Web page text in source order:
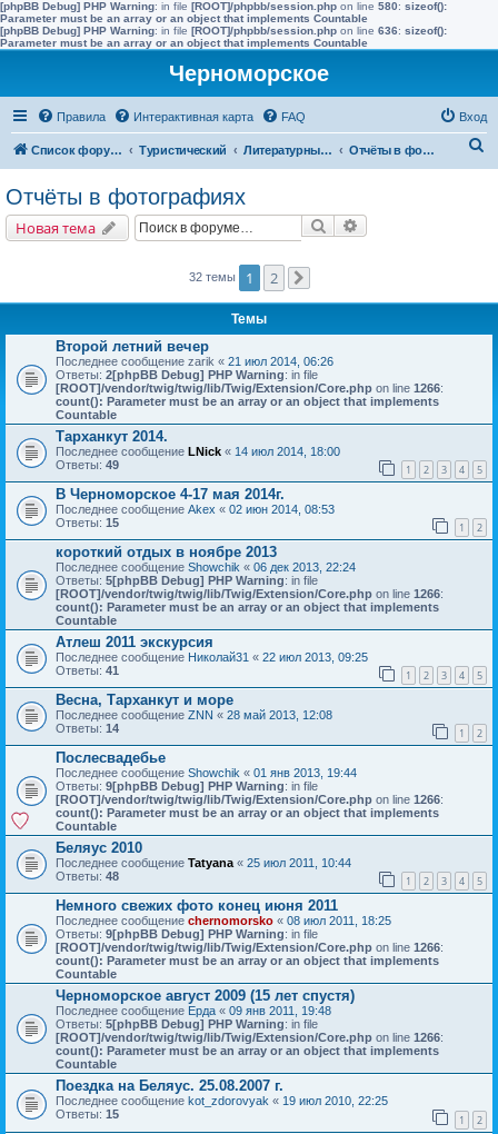
[phpBB Debug] PHP Warning: in file [ROOT]/phpbb/session.php on line 580: sizeof():
Parameter must be an array or an object that implements Countable
[phpBB Debug] PHP Warning: in file [ROOT]/phpbb/session.php on line 636: sizeof():
Parameter must be an array or an object that implements Countable
Черноморское
Правила Интерактивная карта FAQ Вход
Список форумов Туристический Литературные отчёты Отчёты в фотографиях
Отчёты в фотографиях
Новая тема Поиск
32 темы 1 2
Темы
Второй летний вечер
Последнее сообщение zarik « 21 июл 2014, 06:26
Ответы: 2[phpBB Debug] PHP Warning: in file
[ROOT]/vendor/twig/twig/lib/Twig/Extension/Core.php on line 1266:
count(): Parameter must be an array or an object that implements
Countable
Тарханкут 2014.
Последнее сообщение LNick « 14 июл 2014, 18:00
Ответы: 49 1 2 3 4 5
В Черноморское 4-17 мая 2014г.
Последнее сообщение Akex « 02 июн 2014, 08:53
Ответы: 15 1 2
короткий отдых в ноябре 2013
Последнее сообщение Showchik « 06 дек 2013, 22:24
Ответы: 5[phpBB Debug] PHP Warning: in file
[ROOT]/vendor/twig/twig/lib/Twig/Extension/Core.php on line 1266:
count(): Parameter must be an array or an object that implements
Countable
Атлеш 2011 экскурсия
Последнее сообщение Николай31 « 22 июл 2013, 09:25
Ответы: 41 1 2 3 4 5
Весна, Тарханкут и море
Последнее сообщение ZNN « 28 май 2013, 12:08
Ответы: 14 1 2
Послесвадебье
Последнее сообщение Showchik « 01 янв 2013, 19:44
Ответы: 9[phpBB Debug] PHP Warning: in file
[ROOT]/vendor/twig/twig/lib/Twig/Extension/Core.php on line 1266:
count(): Parameter must be an array or an object that implements
Countable
Беляус 2010
Последнее сообщение Tatyana « 25 июл 2011, 10:44
Ответы: 48 1 2 3 4 5
Немного свежих фото конец июня 2011
Последнее сообщение chernomorsko « 08 июл 2011, 18:25
Ответы: 9[phpBB Debug] PHP Warning: in file
[ROOT]/vendor/twig/twig/lib/Twig/Extension/Core.php on line 1266:
count(): Parameter must be an array or an object that implements
Countable
Черноморское август 2009 (15 лет спустя)
Последнее сообщение Ерда « 09 янв 2011, 19:48
Ответы: 5[phpBB Debug] PHP Warning: in file
[ROOT]/vendor/twig/twig/lib/Twig/Extension/Core.php on line 1266:
count(): Parameter must be an array or an object that implements
Countable
Поездка на Беляус. 25.08.2007 г.
Последнее сообщение kot_zdorovyak « 19 июл 2010, 22:25
Ответы: 15 1 2